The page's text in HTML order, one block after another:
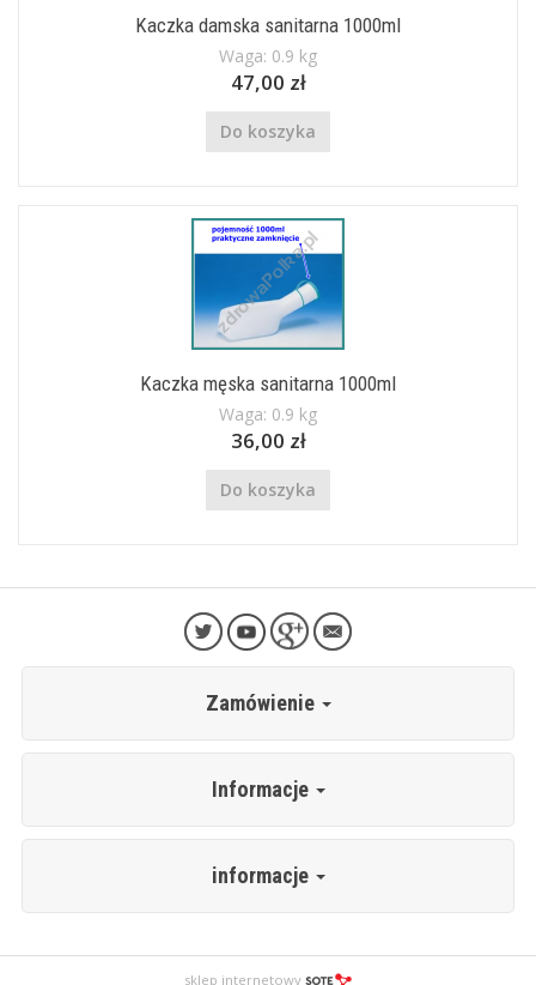
Kaczka damska sanitarna 1000ml
Waga: 0.9 kg
47,00 zł
Do koszyka
Kaczka męska sanitarna 1000ml
Waga: 0.9 kg
36,00 zł
Do koszyka
Zamówienie
Informacje
informacje
sklep internetowy